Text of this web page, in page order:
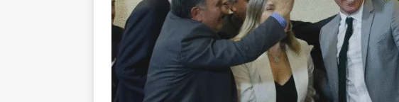
[ 04/08/2026 ] Ministros de la Unión
sistema de alerta temprana tras la crisis
[ 04/08/2026 ]
Precio del cobre
[ 05/08/2026 ]
Sueldos millonarios en el